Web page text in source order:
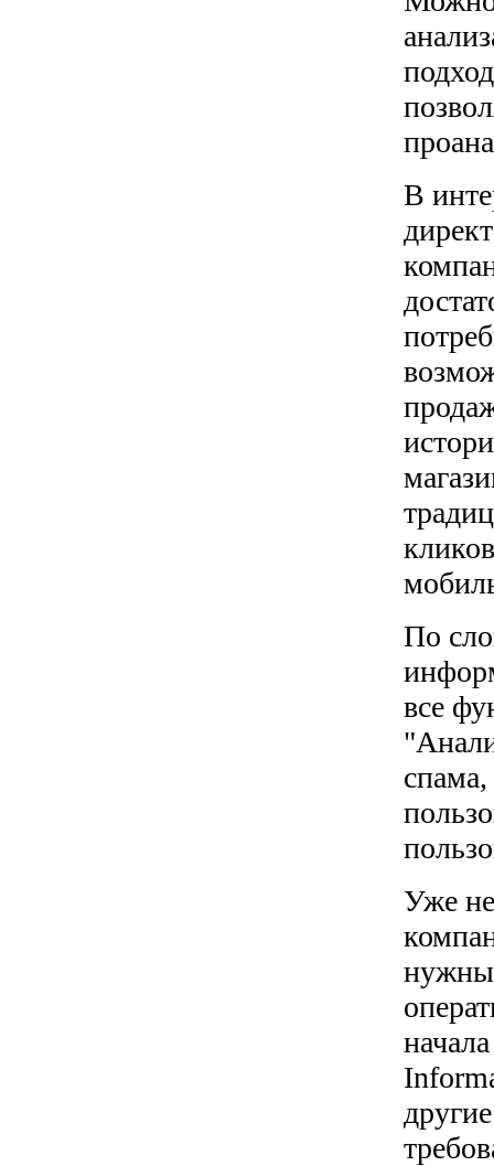
В
По
все
Уже
нужны